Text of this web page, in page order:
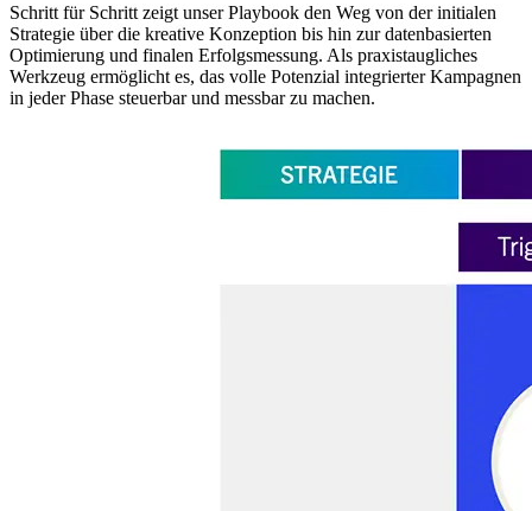
Schritt für Schritt zeigt unser Playbook den Weg von der initialen
Strategie über die kreative Konzeption bis hin zur datenbasierten
Optimierung und finalen Erfolgsmessung. Als praxistaugliches
Werkzeug ermöglicht es, das volle Potenzial integrierter Kampagnen
in jeder Phase steuerbar und messbar zu machen.